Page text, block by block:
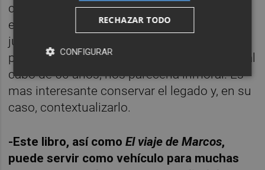
crítica, leer cualquier novela o poesía
entendiendo su contexto. No podemos
juzgar a un poeta del siglo XV bajo los
parámetros de convivencia actuales. Todo, al
cabo de 50 años, nos parecería inmoral. Es
mas interesante conservar el legado y, en su
caso, contextualizarlo.
-Este libro, así comoEl viaje de Marcos,
puede servir como vehículo para muchas
RECHAZAR TODO
CONFIGURAR